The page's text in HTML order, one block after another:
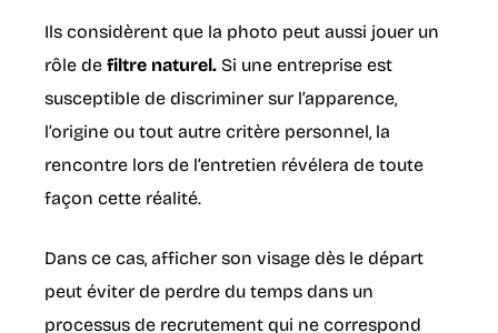
Ils considèrent que la photo peut aussi jouer un
rôle de filtre naturel. Si une entreprise est
susceptible de discriminer sur l’apparence,
l’origine ou tout autre critère personnel, la
rencontre lors de l’entretien révélera de toute
façon cette réalité.
Dans ce cas, afficher son visage dès le départ
peut éviter de perdre du temps dans un
processus de recrutement qui ne correspond